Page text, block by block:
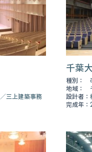
三上建築事務
千葉
種別：
地域：
設計者：
完成年：